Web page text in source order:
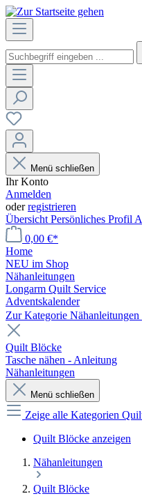
Menü schließen
Ihr Konto
Anmelden
oderregistrieren
Übersicht Persönliches Profil
0,00 €*
Home
NEU im Shop
Nähanleitungen
Longarm Quilt Service
Adventskalender
Zur Kategorie Nähanleitungen
Quilt Blöcke
Tasche nähen - Anleitung
Nähanleitungen
Menü schließen
Zeige alle Kategorien
Quilt Blöcke anzeigen
Nähanleitungen
Quilt Blöcke